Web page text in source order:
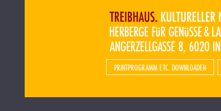
PRINTPROGRAMM ETC. DOWNLOADEN